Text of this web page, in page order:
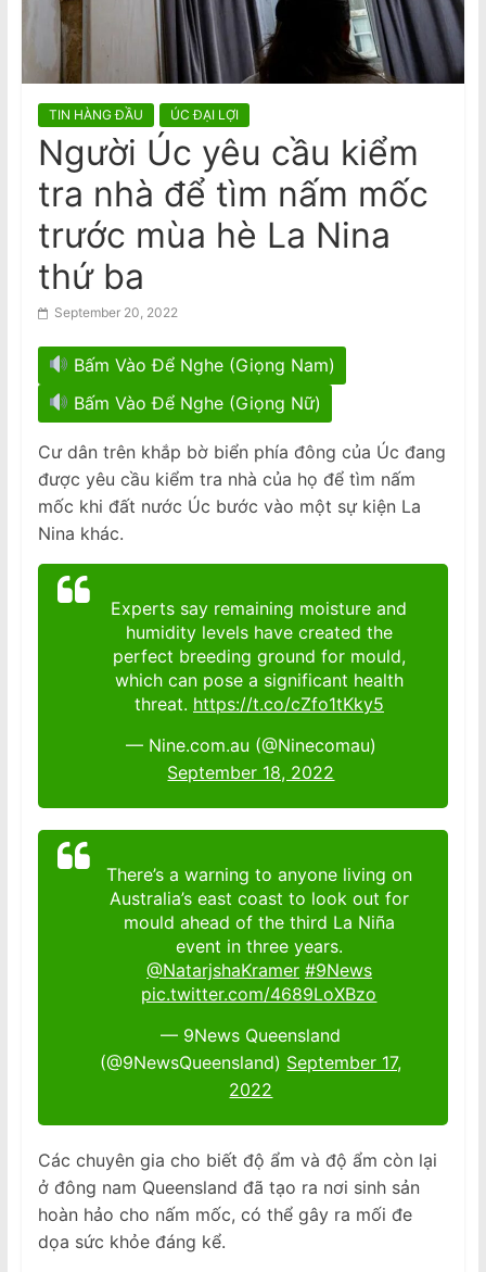
s
e
N
e
w
s
p
p
e
r
Nước Úc.
Announcement: Objection to the
Visit of General of Public Security,
President of the Socialist Republic of
Vietnam, to Australia
TIN HÀNG ĐẦU ÚC ĐẠI LỢI
Người Úc yêu cầu kiểm
tra nhà để tìm nấm mốc
trước mùa hè La Nina
thứ ba
September 20, 2022
Bấm Vào Để Nghe (Giọng Nam)
Bấm Vào Để Nghe (Giọng Nữ)
Cư dân trên khắp bờ biển phía đông của Úc đang
được yêu cầu kiểm tra nhà của họ để tìm nấm
mốc khi đất nước Úc bước vào một sự kiện La
Nina khác.
Experts say remaining moisture and
humidity levels have created the
perfect breeding ground for mould,
which can pose a significant health
threat. https://t.co/cZfo1tKky5
— Nine.com.au (@Ninecomau)
September 18, 2022
There’s a warning to anyone living on
Australia’s east coast to look out for
mould ahead of the third La Niña
event in three years.
@NatarjshaKramer #9News
pic.twitter.com/4689LoXBzo
— 9News Queensland
(@9NewsQueensland) September 17,
2022
Các chuyên gia cho biết độ ẩm và độ ẩm còn lại
ở đông nam Queensland đã tạo ra nơi sinh sản
hoàn hảo cho nấm mốc, có thể gây ra mối đe
dọa sức khỏe đáng kể.